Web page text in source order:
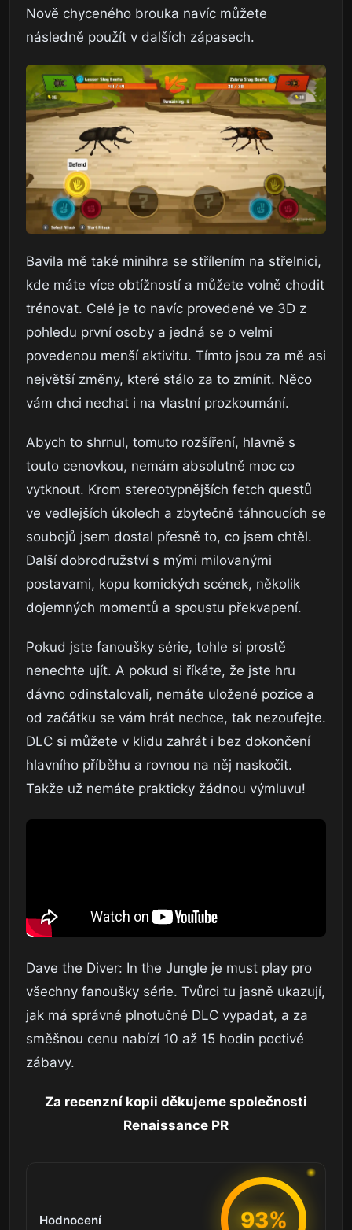
Nově chyceného brouka navíc můžete
následně použít v dalších zápasech.
Bavila mě také minihra se střílením na střelnici,
kde máte více obtížností a můžete volně chodit
trénovat. Celé je to navíc provedené ve 3D z
pohledu první osoby a jedná se o velmi
povedenou menší aktivitu. Tímto jsou za mě asi
největší změny, které stálo za to zmínit. Něco
vám chci nechat i na vlastní prozkoumání.
Abych to shrnul, tomuto rozšíření, hlavně s
touto cenovkou, nemám absolutně moc co
vytknout. Krom stereotypnějších fetch questů
ve vedlejších úkolech a zbytečně táhnoucích se
soubojů jsem dostal přesně to, co jsem chtěl.
Další dobrodružství s mými milovanými
postavami, kopu komických scének, několik
dojemných momentů a spoustu překvapení.
Pokud jste fanoušky série, tohle si prostě
nenechte ujít. A pokud si říkáte, že jste hru
dávno odinstalovali, nemáte uložené pozice a
od začátku se vám hrát nechce, tak nezoufejte.
DLC si můžete v klidu zahrát i bez dokončení
hlavního příběhu a rovnou na něj naskočit.
Takže už nemáte prakticky žádnou výmluvu!
Dave the Diver: In the Jungle je must play pro
všechny fanoušky série. Tvůrci tu jasně ukazují,
jak má správné plnotučné DLC vypadat, a za
směšnou cenu nabízí 10 až 15 hodin poctivé
zábavy.
Za recenzní kopii děkujeme společnosti
Renaissance PR
Hodnocení 93%